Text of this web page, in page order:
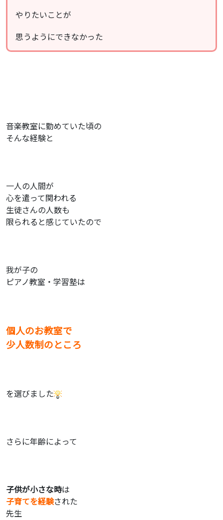
やりたいことが
思うようにできなかった
音楽教室に勤めていた頃の
そんな経験と
一人の人間が
心を遣って関われる
生徒さんの人数も
限られると感じていたので
我が子の
ピアノ教室・学習塾は
個人のお教室で
少人数制のところ
を選びました
さらに年齢によって
子供が小さな時は
子育てを経験された
先生